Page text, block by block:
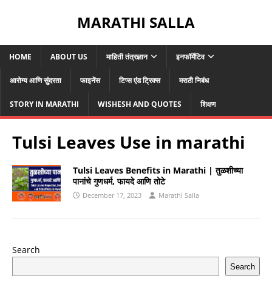
MARATHI SALLA
HOME ABOUT US माहिती तंत्रज्ञान इनफॉर्मेटिव
आरोग्य आणि सुंदरता फाइनेंस टिप्स एंड ट्रिक्स मराठी निबंध
STORY IN MARATHI WISHESH AND QUOTES शिक्षण
Tulsi Leaves Use in marathi
Tulsi Leaves Benefits in Marathi | तुळशीच्या
पानांचे गुणधर्म, फायदे आणि तोटे
December 17, 2023 Marathi Salla
Search
Search